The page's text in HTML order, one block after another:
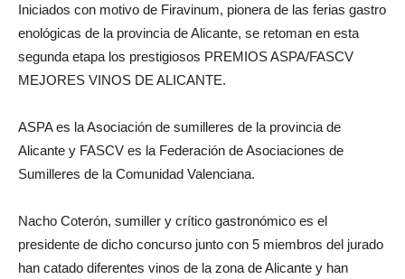
Iniciados con motivo de Firavinum, pionera de las ferias gastro
enológicas de la provincia de Alicante, se retoman en esta
segunda etapa los prestigiosos PREMIOS ASPA/FASCV
MEJORES VINOS DE ALICANTE.
ASPA es la Asociación de sumilleres de la provincia de
Alicante y FASCV es la Federación de Asociaciones de
Sumilleres de la Comunidad Valenciana.
Nacho Coterón, sumiller y crítico gastronómico es el
presidente de dicho concurso junto con 5 miembros del jurado
han catado diferentes vinos de la zona de Alicante y han